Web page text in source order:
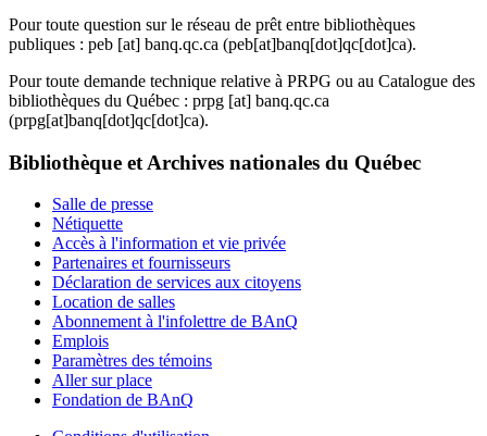
Pour toute question sur le réseau de prêt entre bibliothèques
publiques : peb [at] banq.qc.ca (peb[at]banq[dot]qc[dot]ca).
Pour toute demande technique relative à PRPG ou au Catalogue des
bibliothèques du Québec : prpg [at] banq.qc.ca
(prpg[at]banq[dot]qc[dot]ca).
Bibliothèque et Archives nationales du Québec
Salle de presse
Nétiquette
Accès à l'information et vie privée
Partenaires et fournisseurs
Déclaration de services aux citoyens
Location de salles
Abonnement à l'infolettre de BAnQ
Emplois
Paramètres des témoins
Aller sur place
Fondation de BAnQ